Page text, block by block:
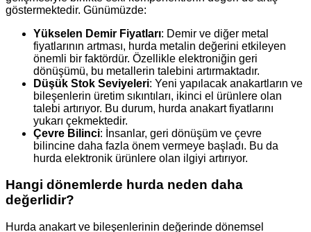
göstermektedir. Günümüzde:
Yükselen Demir Fiyatları: Demir ve diğer metal
fiyatlarının artması, hurda metalin değerini etkileyen
önemli bir faktördür. Özellikle elektroniğin geri
dönüşümü, bu metallerin talebini artırmaktadır.
Düşük Stok Seviyeleri: Yeni yapılacak anakartların ve
bileşenlerin üretim sıkıntıları, ikinci el ürünlere olan
talebi artırıyor. Bu durum, hurda anakart fiyatlarını
yukarı çekmektedir.
Çevre Bilinci: İnsanlar, geri dönüşüm ve çevre
bilincine daha fazla önem vermeye başladı. Bu da
hurda elektronik ürünlere olan ilgiyi artırıyor.
Hangi dönemlerde hurda neden daha
değerlidir?
Hurda anakart ve bileşenlerinin değerinde dönemsel